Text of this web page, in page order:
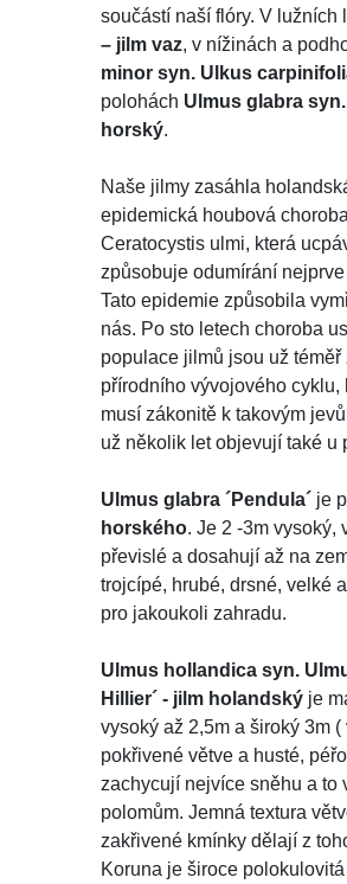
součástí naší flóry. V lužních
– jilm vaz, v nížinách a
minor syn. Ulkus
polohách Ulmus glabra
horský.
Naše jilmy zasáhla
epidemická houbová
Ceratocystis ulmi, která
způsobuje odumírání
Tato epidemie způsobila
nás. Po sto letech choroba
populace jilmů jsou už
přírodního vývojového
musí zákonitě k takovým
už několik let objevují také u
Ulmus glabra ´Pendula´ je
horského. Je 2 -3m vysoký,
převislé a dosahují až na
trojcípé, hrubé, drsné, velké
pro jakoukoli zahradu.
Ulmus hollandica syn.
Hillier´ - jilm holandský je
vysoký až 2,5m a široký 3m
pokřivené větve a husté,
zachycují nejvíce sněhu a to
polomům. Jemná textura
zakřivené kmínky dělají z
Koruna je široce